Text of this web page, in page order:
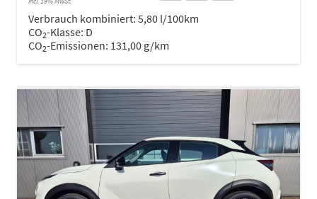
Verbrauch kombiniert: 5,80 l/100km
CO2-Klasse: D
CO2-Emissionen: 131,00 g/km